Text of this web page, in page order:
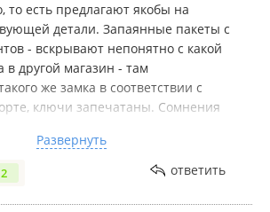
то есть предлагают якобы на
детали. Запаянные пакеты с
- вскрывают непонятно с какой
другой магазин - там
же замка в соответствии с
ключи запечатаны. Сомнения
премиум класса. Проверяйте
по описи! проверяйте сохранность
Развернуть
ответить